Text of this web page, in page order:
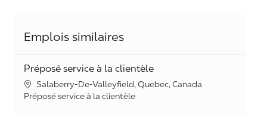
Emplois similaires
Préposé service à la clientèle
LieuSalaberry-De-Valleyfield, Quebec, Canada
Catégorie
Préposé service à la clientèle